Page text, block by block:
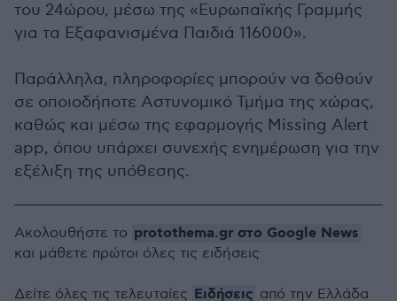
του 24ώρου, μέσω της «Ευρωπαϊκής Γραμμής
για τα Εξαφανισμένα Παιδιά 116000».
Παράλληλα, πληροφορίες μπορούν να δοθούν
σε οποιοδήποτε Αστυνομικό Τμήμα της χώρας,
καθώς και μέσω της εφαρμογής Missing Alert
app, όπου υπάρχει συνεχής ενημέρωση για την
εξέλιξη της υπόθεσης.
Ακολουθήστε το protothema.gr στο Google News
και μάθετε πρώτοι όλες τις ειδήσεις
Δείτε όλες τις τελευταίες Ειδήσεις από την Ελλάδα